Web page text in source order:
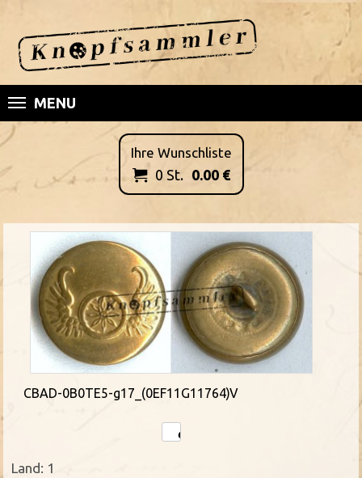
MENU
Ihre Wunschliste
 0 St. 0.00€
CBAD-0B0TE5-g17_(0EF11G11764)V
Land: 1